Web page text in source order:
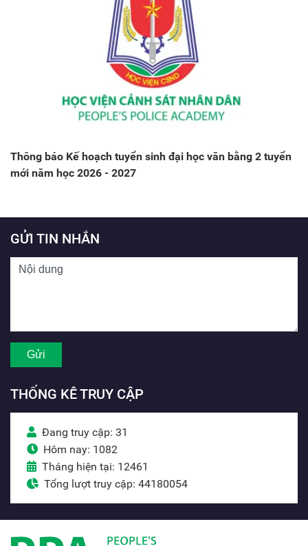
Thông báo Kế hoạch tuyển sinh đại học văn bằng 2 tuyển
mới năm học 2026 - 2027
GỬI TIN NHẮN
THỐNG KÊ TRUY CẬP
Đang truy cập: 31
Hôm nay: 1082
Tháng hiện tại: 12461
Tổng lượt truy cập: 44180054